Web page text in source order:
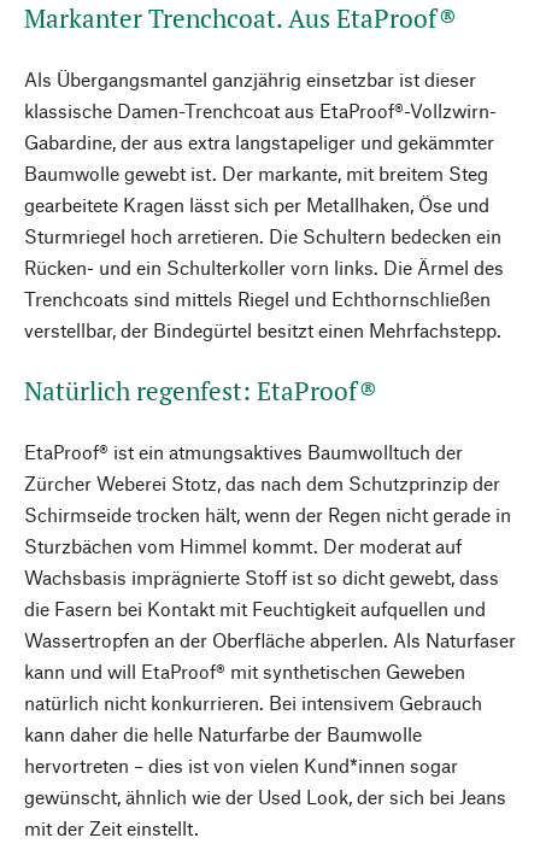
Markanter Trenchcoat. Aus EtaProof®
Als Übergangsmantel ganzjährig einsetzbar ist dieser
klassische Damen-Trenchcoat aus EtaProof®-Vollzwirn-
Gabardine, der aus extra langstapeliger und gekämmter
Baumwolle gewebt ist. Der markante, mit breitem Steg
gearbeitete Kragen lässt sich per Metallhaken, Öse und
Sturmriegel hoch arretieren. Die Schultern bedecken ein
Rücken- und ein Schulterkoller vorn links. Die Ärmel des
Trenchcoats sind mittels Riegel und Echthornschließen
verstellbar, der Bindegürtel besitzt einen Mehrfachstepp.
Natürlich regenfest: EtaProof®
EtaProof® ist ein atmungsaktives Baumwolltuch der
Zürcher Weberei Stotz, das nach dem Schutzprinzip der
Schirmseide trocken hält, wenn der Regen nicht gerade in
Sturzbächen vom Himmel kommt. Der moderat auf
Wachsbasis imprägnierte Stoff ist so dicht gewebt, dass
die Fasern bei Kontakt mit Feuchtigkeit aufquellen und
Wassertropfen an der Oberfläche abperlen. Als Naturfaser
kann und will EtaProof® mit synthetischen Geweben
natürlich nicht konkurrieren. Bei intensivem Gebrauch
kann daher die helle Naturfarbe der Baumwolle
hervortreten – dies ist von vielen Kund*innen sogar
gewünscht, ähnlich wie der Used Look, der sich bei Jeans
mit der Zeit einstellt.